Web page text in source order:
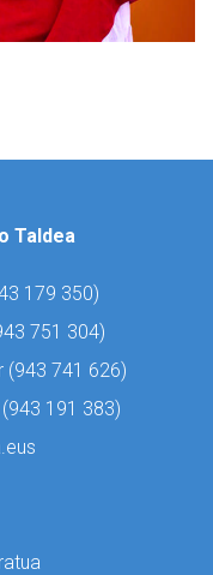
Taldea
179 350)
751 304)
(943 741 626)
943 191 383)